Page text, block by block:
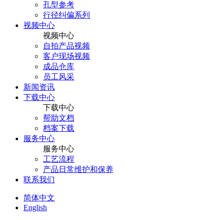
孔型参考
行径纠偏系列
视频中心
视频中心
自拍产品视频
客户现场视频
成品仓库
员工风采
新闻资讯
下载中心
下载中心
帮助文档
档案下载
服务中心
服务中心
工艺流程
产品日常维护和保养
联系我们
简体中文
English